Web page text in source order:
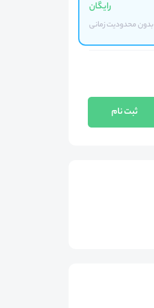
رایگان
بدون محدودیت زمانی
ثبت نام